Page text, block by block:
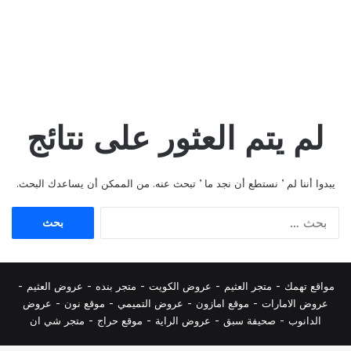
لم يتم العثور على نتائج
يبدوا أننا لم ’ نستطع أن نجد ما ’ تبحث عنه. من الممكن أن يساعدك البحث.
مواقع تهمك - متجر العثيم - عروض الكويت - متجر بنده - عروض العثيم -
عروض الامارات - موقع امازون - عروض التميمي - موقع نون - عروض
الدانوب - صحيفة سبق - عروض الراية - موقع حراج - متجر شي ان